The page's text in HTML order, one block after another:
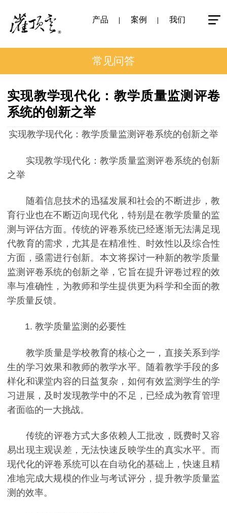
产品 案例 我们
常见问答
实现教学现代化：教学质量监测评卷
系统的创新之举
实现教学现代化：教学质量监测评卷系统的创新之举
实现教学现代化：教学质量监测评卷系统的创新
之举
随着信息技术的迅猛发展和社会的不断进步，教
育行业也在不断迈向现代化，特别是在教学质量的监
测与评估方面。传统的评卷系统已经逐渐无法满足现
代教育的需求，尤其是在精准性、时效性以及综合性
方面，亟需进行创新。本文将探讨一种新的教学质量
监测评卷系统的创新之举，它旨在提升评卷过程的效
率与准确性，为教师和学生提供更为科学和全面的教
学质量反馈。
1. 教学质量监测的必要性
教学质量是学校教育的核心之一，直接关系到学
生的学习效果和教师的教学水平。随着教学手段的多
样化和课堂内容的日益复杂，如何有效监测学生的学
习进展，及时发现教学中的不足，已经成为教育管理
者面临的一大挑战。
传统的评卷方式大多依赖人工批改，既费时又容
易出现主观误差，无法快速反映学生的真实水平。而
现代化的评卷系统可以在自动化的基础上，快速且精
准地完成大规模的作业与考试评分，提升教学质量监
测的效率。